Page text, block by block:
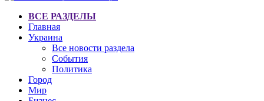
ВСЕ РАЗДЕЛЫ
Главная
Украина
Все новости раздела
События
Политика
Город
Мир